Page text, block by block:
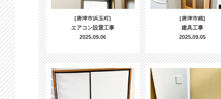
[唐津市浜玉町]
エアコン設置工事
2025.09.06
[唐津市鏡]
建具工事
2025.09.05